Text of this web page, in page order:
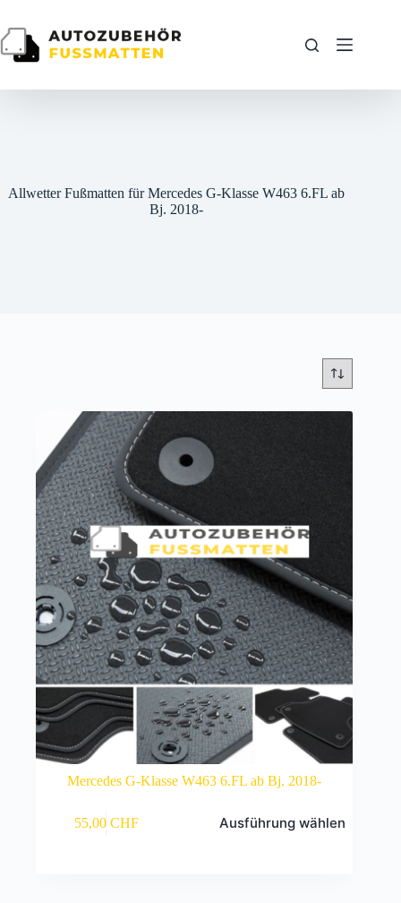
springen
Allwetter Fußmatten für Mercedes G-Klasse W463 6.FL ab
Bj. 2018-
Mercedes G-Klasse W463 6.FL ab Bj. 2018-
55,00 CHF Ausführung wählen